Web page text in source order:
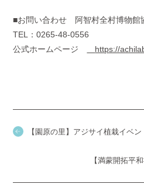
■お問い合わせ 阿智村全村博物館
TEL：0265-48-0556
公式ホームページ
https://
【園原の里】アジサイ植栽イベン
【満蒙開拓平